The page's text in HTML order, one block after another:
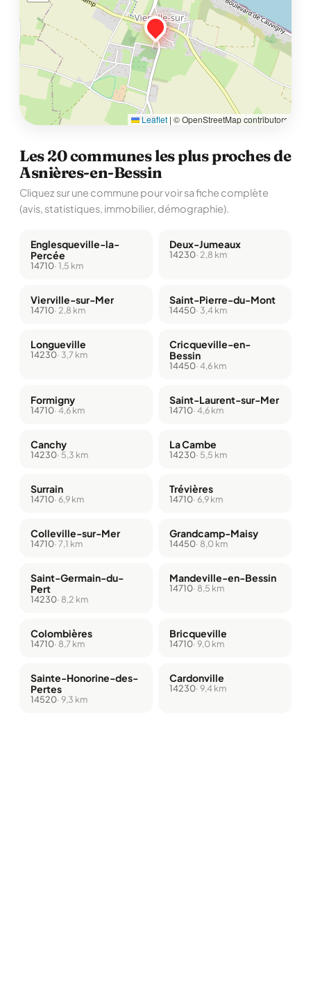
Leaflet | © OpenStreetMap contributors
Les 20 communes les plus proches de
Asnières-en-Bessin
Cliquez sur une commune pour voir sa fiche complète
(avis, statistiques, immobilier, démographie).
Englesqueville-la-
Percée
14710· 1,5 km
Deux-Jumeaux
14230· 2,8 km
Vierville-sur-Mer
14710· 2,8 km
Saint-Pierre-du-Mont
14450· 3,4 km
Longueville
14230· 3,7 km
Cricqueville-en-
Bessin
14450· 4,6 km
Formigny
14710· 4,6 km
Saint-Laurent-sur-Mer
14710· 4,6 km
Canchy
14230· 5,3 km
La Cambe
14230· 5,5 km
Surrain
14710· 6,9 km
Trévières
14710· 6,9 km
Colleville-sur-Mer
14710· 7,1 km
Grandcamp-Maisy
14450· 8,0 km
Saint-Germain-du-
Pert
14230· 8,2 km
Mandeville-en-Bessin
14710· 8,5 km
Colombières
14710· 8,7 km
Bricqueville
14710· 9,0 km
Sainte-Honorine-des-
Pertes
14520· 9,3 km
Cardonville
14230· 9,4 km